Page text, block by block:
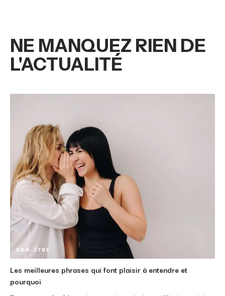
NE MANQUEZ RIEN DE
L'ACTUALITÉ
BIEN-ÊTRE
Les meilleures phrases qui font plaisir à entendre et
pourquoi